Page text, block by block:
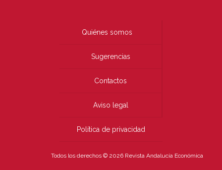
Quiénes somos
Sugerencias
Contactos
Aviso legal
Política de privacidad
Todos los derechos © 2026 Revista Andalucía Económica